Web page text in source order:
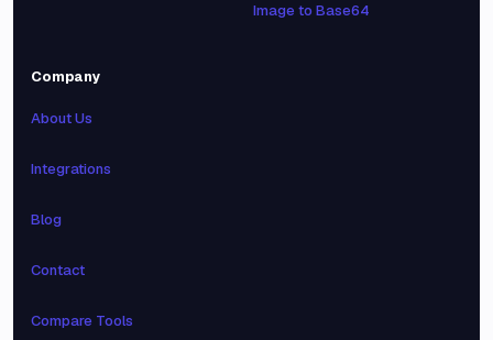
Image to Base64
Company
About Us
Integrations
Blog
Contact
Compare Tools